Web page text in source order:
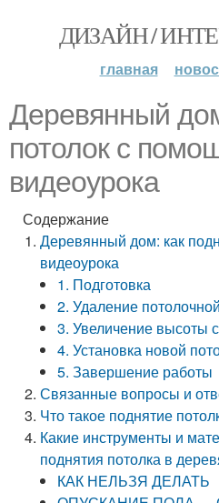
ДИЗАЙН /
главная
Деревянный
потолок с
видеоурока
Содержание
Деревянный дом: как
видеоурока
1. Подготовка
2. Удаление
3. Увеличение высоты
4. Установка новой
5. Завершение работы
Связанные вопросы и
Что такое поднятие
Какие инструменты и
поднятия потолка в
КАК НЕЛЬЗЯ ДЕЛАТЬ